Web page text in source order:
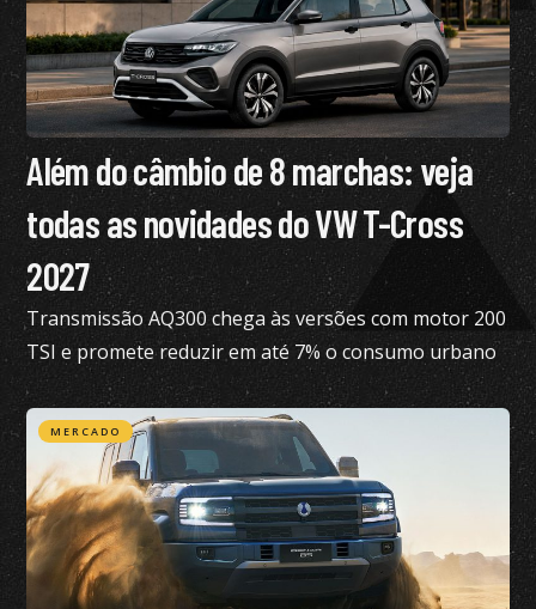
Além do câmbio de 8 marchas: veja
todas as novidades do VW T-Cross
2027
Transmissão AQ300 chega às versões com motor 200
TSI e promete reduzir em até 7% o consumo urbano
com gasolina
MERCADO